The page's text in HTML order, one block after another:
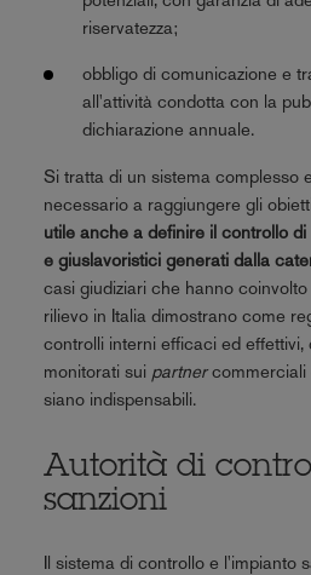
riservatezza;
obbligo di comunicazione e
all'attività condotta con la
dichiarazione annuale.
Si tratta di un sistema complesso
necessario a raggiungere gli
utile anche a definire il controllo
e giuslavoristici generati dalla
casi giudiziari che hanno
rilievo in Italia dimostrano come
controlli interni efficaci ed effettivi,
monitorati sui partnercommerciali
siano indispensabili.
Autorità di
sanzioni
Il sistema di controllo e l'impianto